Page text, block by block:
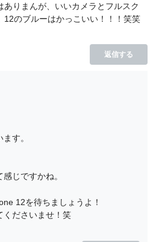
りまんが、いいカメラとフルスク
のブルーはかっこいい！！！笑笑
返信する
す。
じですかね。
12を待ちましょうよ！
くださいませ！笑